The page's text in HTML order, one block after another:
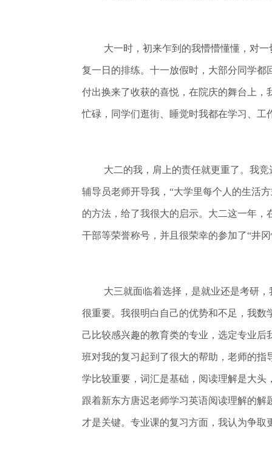
大一时，初来乍到的我懵懵懂懂，对
复一日的排练。十一放假时，大部分同学
付出换来了收获的喜悦，在院庆的舞台上
忙碌，同学们逛街、睡觉时我都在学习、工
大二的我，肩上的责任就更重了。我
辅导员老师开导我，“大学里每个人的生活
的方法，给了我很大的启示。大二这一年
干部等荣誉称号，并且很荣幸的参加了“井
大三就面临着选择，是就业还是考研
很重要。我很明白自己的优势和不足，我
己比较感兴趣的教育类的专业，选定专业
班对我的复习起到了很大的帮助，老师的
学比较重要，词汇是基础，阅读理解是大
跟着新东方唐迟老师学习英语阅读理解的
才是关键。专业课的复习方面，我认为争